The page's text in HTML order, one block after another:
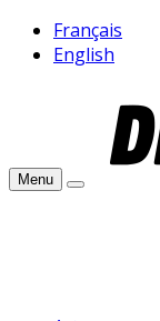
Français
English
Menu